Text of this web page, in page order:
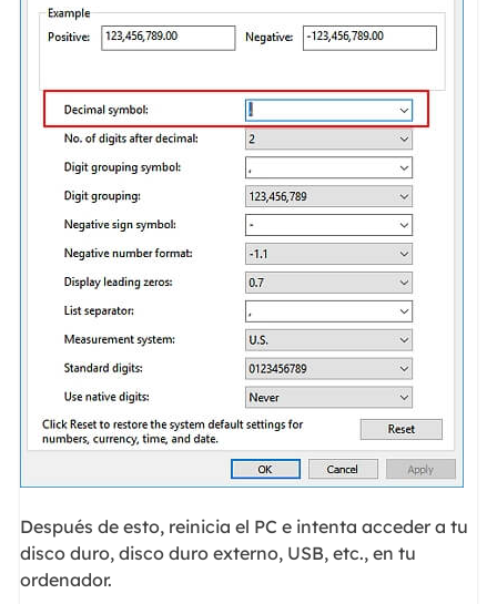
Después de esto, reinicia el PC e intenta acceder a tu
disco duro, disco duro externo, USB, etc., en tu
ordenador.